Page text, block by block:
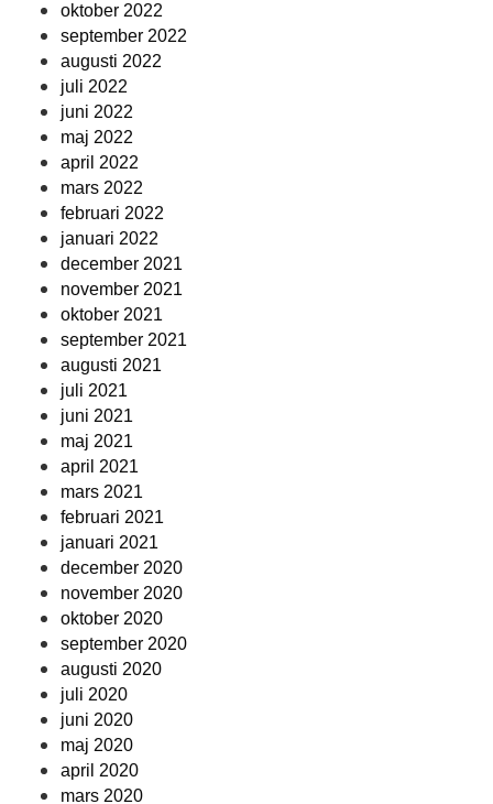
oktober 2022
september 2022
augusti 2022
juli 2022
juni 2022
maj 2022
april 2022
mars 2022
februari 2022
januari 2022
december 2021
november 2021
oktober 2021
september 2021
augusti 2021
juli 2021
juni 2021
maj 2021
april 2021
mars 2021
februari 2021
januari 2021
december 2020
november 2020
oktober 2020
september 2020
augusti 2020
juli 2020
juni 2020
maj 2020
april 2020
mars 2020